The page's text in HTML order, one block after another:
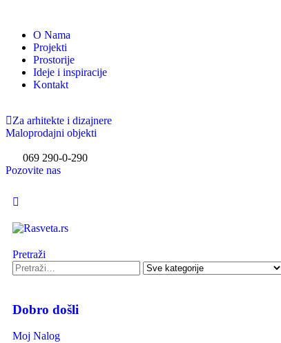
O Nama
Projekti
Prostorije
Ideje i inspiracije
Kontakt
Za arhitekte i dizajnere
Maloprodajni objekti
069 290-0-290
Pozovite nas
Pretraži
Dobro došli
Moj Nalog